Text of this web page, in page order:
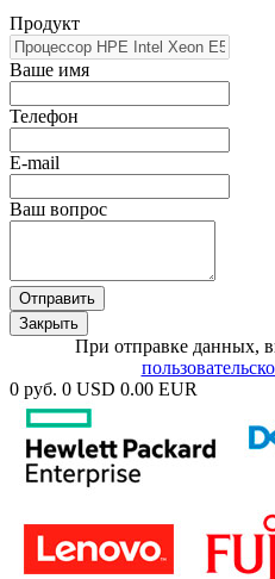
Продукт
Ваше имя
Телефон
E-mail
Ваш вопрос
Отправить
Закрыть
При отправке данных,
0 руб. 0 USD 0.00 EUR